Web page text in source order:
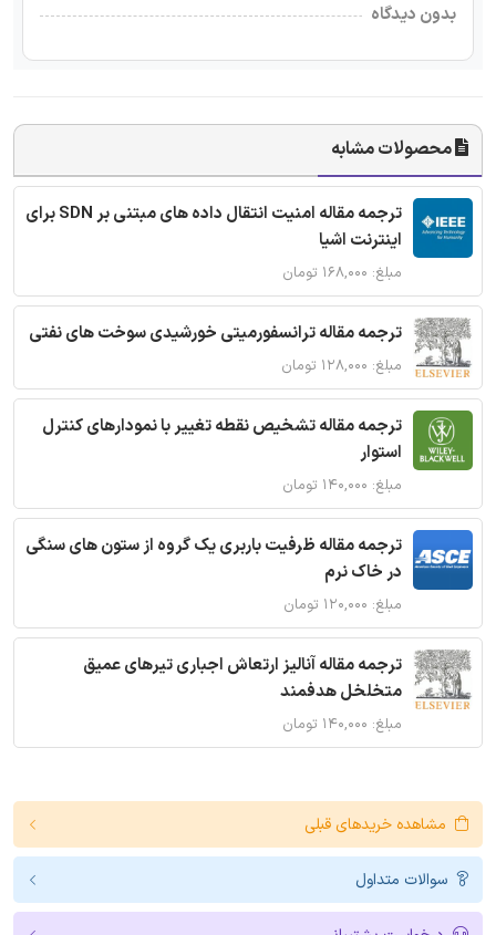
بدون دیدگاه
محصولات مشابه
ترجمه مقاله امنیت انتقال داده های مبتنی بر SDN برای
اینترنت اشیا
مبلغ: ۱۶۸,۰۰۰ تومان
ترجمه مقاله ترانسفورمیتی خورشیدی سوخت های نفتی
مبلغ: ۱۲۸,۰۰۰ تومان
ترجمه مقاله تشخیص نقطه تغییر با نمودارهای کنترل
استوار
مبلغ: ۱۴۰,۰۰۰ تومان
ترجمه مقاله ظرفیت باربری یک گروه از ستون های سنگی
در خاک نرم
مبلغ: ۱۲۰,۰۰۰ تومان
ترجمه مقاله آنالیز ارتعاش اجباری تیرهای عمیق
متخلخل هدفمند
مبلغ: ۱۴۰,۰۰۰ تومان
مشاهده خریدهای قبلی
سوالات متداول